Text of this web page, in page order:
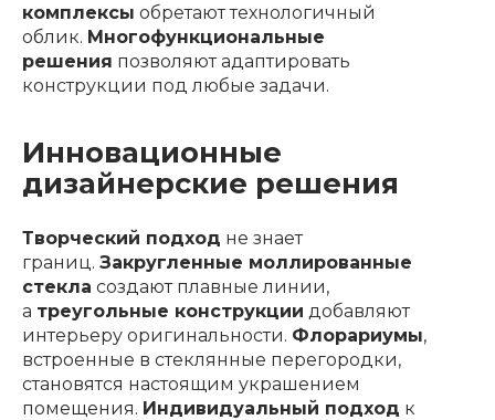
комплексы обретают технологичный
облик. Многофункциональные
решения позволяют адаптировать
конструкции под любые задачи.
Инновационные
дизайнерские решения
Творческий подход не знает
границ. Закругленные моллированные
стекла создают плавные линии,
а треугольные конструкции добавляют
интерьеру оригинальности. Флорариумы,
встроенные в стеклянные перегородки,
становятся настоящим украшением
помещения. Индивидуальный подход к